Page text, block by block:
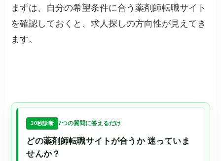
まずは、自分の希望条件に合う薬剤師転職サイト
を確認しておくと、求人探しの方向性が見えてき
ます。
30秒診断 7つの質問に答えるだけ
どの薬剤師転職サイトが合うか迷っていま
せんか？